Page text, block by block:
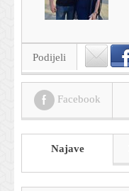
Podijeli
Facebook
Najave